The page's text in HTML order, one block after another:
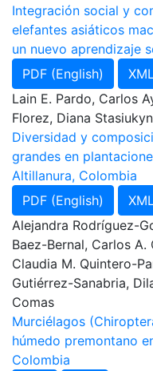
Integración social y
elefantes asiáticos
un nuevo aprendizaje
PDF (English)
Lain E. Pardo, Carlos
Florez, Diana
Diversidad y
grandes en
Altillanura, Colombia
PDF (English)
Alejandra Rodríguez-
Baez-Bernal, Carlos A.
Claudia M. Quintero-
Gutiérrez-Sanabria,
Comas
Murciélagos
húmedo premontano
Colombia